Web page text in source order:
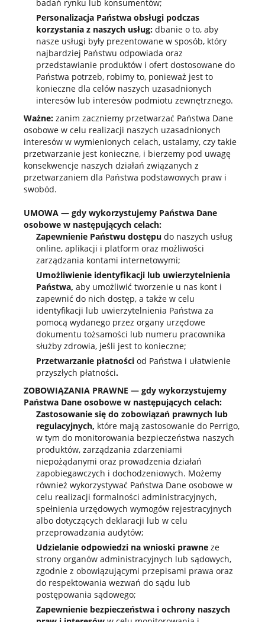
badań rynku lub konsumentów;
Personalizacja Państwa obsługi podczas
korzystania z naszych usług: dbanie o to, aby
nasze usługi były prezentowane w sposób, który
najbardziej Państwu odpowiada oraz
przedstawianie produktów i ofert dostosowane do
Państwa potrzeb, robimy to, ponieważ jest to
konieczne dla celów naszych uzasadnionych
interesów lub interesów podmiotu zewnętrznego.
Ważne: zanim zaczniemy przetwarzać Państwa Dane
osobowe w celu realizacji naszych uzasadnionych
interesów w wymienionych celach, ustalamy, czy takie
przetwarzanie jest konieczne, i bierzemy pod uwagę
konsekwencje naszych działań związanych z
przetwarzaniem dla Państwa podstawowych praw i
swobód.
UMOWA — gdy wykorzystujemy Państwa Dane
osobowe w następujących celach:
Zapewnienie Państwu dostępu do naszych usług
online, aplikacji i platform oraz możliwości
zarządzania kontami internetowymi;
Umożliwienie identyfikacji lub uwierzytelnienia
Państwa, aby umożliwić tworzenie u nas kont i
zapewnić do nich dostęp, a także w celu
identyfikacji lub uwierzytelnienia Państwa za
pomocą wydanego przez organy urzędowe
dokumentu tożsamości lub numeru pracownika
służby zdrowia, jeśli jest to konieczne;
Przetwarzanie płatności od Państwa i ułatwienie
przyszłych płatności.
ZOBOWIĄZANIA PRAWNE — gdy wykorzystujemy
Państwa Dane osobowe w następujących celach:
Zastosowanie się do zobowiązań prawnych lub
regulacyjnych, które mają zastosowanie do Perrigo,
w tym do monitorowania bezpieczeństwa naszych
produktów, zarządzania zdarzeniami
niepożądanymi oraz prowadzenia działań
zapobiegawczych i dochodzeniowych. Możemy
również wykorzystywać Państwa Dane osobowe w
celu realizacji formalności administracyjnych,
spełnienia urzędowych wymogów rejestracyjnych
albo dotyczących deklaracji lub w celu
przeprowadzania audytów;
Udzielanie odpowiedzi na wnioski prawne ze
strony organów administracyjnych lub sądowych,
zgodnie z obowiązującymi przepisami prawa oraz
do respektowania wezwań do sądu lub
postępowania sądowego;
Zapewnienie bezpieczeństwa i ochrony naszych